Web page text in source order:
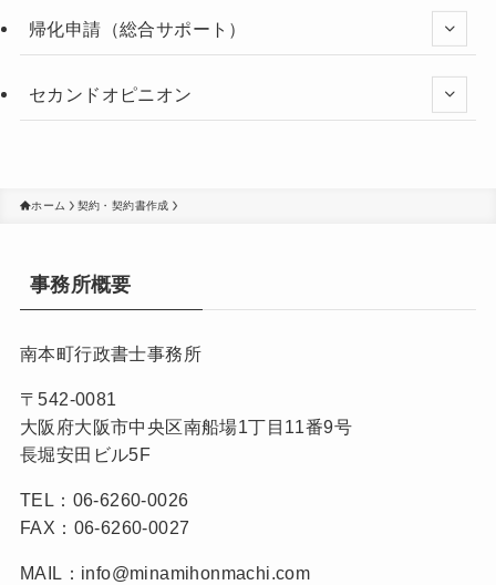
帰化申請（総合サポート）
セカンドオピニオン
ホーム 契約・契約書作成
事務所概要
南本町行政書士事務所
〒542-0081
大阪府大阪市中央区南船場1丁目11番9号
長堀安田ビル5F
TEL：06-6260-0026
FAX：06-6260-0027
MAIL：info@minamihonmachi.com